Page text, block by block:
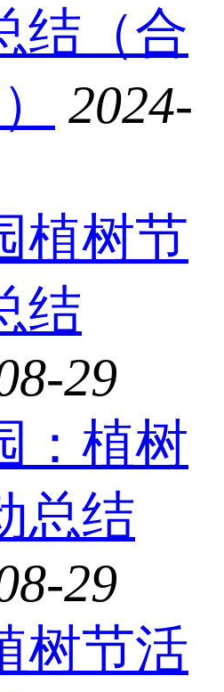
结（合
2024-
植树节
结
29
：植树
总结
29
树节活